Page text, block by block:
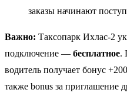
заказы начинают
Важно: Таксопарк Ихлас-2
подключение — бесплатное.
водитель получает бонус
также bonus за приглашение